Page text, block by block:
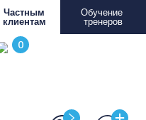
Частным
клиентам
Обучение
тренеров